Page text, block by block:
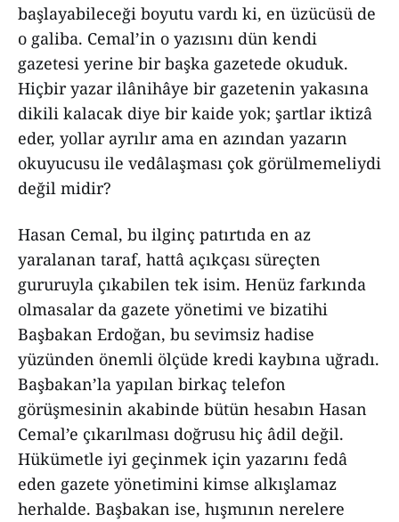
başlayabileceği boyutu vardı ki, en üzücüsü de
o galiba. Cemal’in o yazısını dün kendi
gazetesi yerine bir başka gazetede okuduk.
Hiçbir yazar ilânihâye bir gazetenin yakasına
dikili kalacak diye bir kaide yok; şartlar iktizâ
eder, yollar ayrılır ama en azından yazarın
okuyucusu ile vedâlaşması çok görülmemeliydi
değil midir?
Hasan Cemal, bu ilginç patırtıda en az
yaralanan taraf, hattâ açıkçası süreçten
gururuyla çıkabilen tek isim. Henüz farkında
olmasalar da gazete yönetimi ve bizatihi
Başbakan Erdoğan, bu sevimsiz hadise
yüzünden önemli ölçüde kredi kaybına uğradı.
Başbakan’la yapılan birkaç telefon
görüşmesinin akabinde bütün hesabın Hasan
Cemal’e çıkarılması doğrusu hiç âdil değil.
Hükümetle iyi geçinmek için yazarını fedâ
eden gazete yönetimini kimse alkışlamaz
herhalde. Başbakan ise, hışmının nerelere